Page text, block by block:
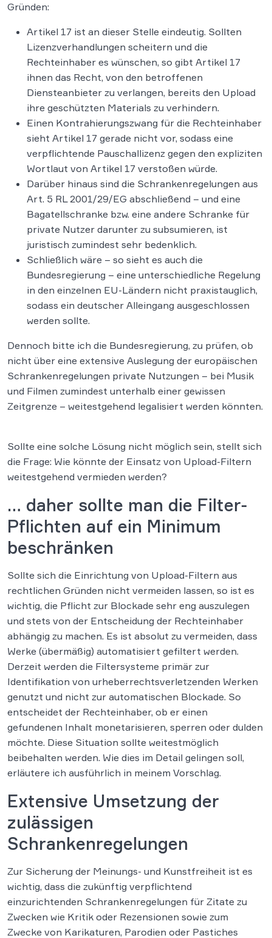
Gründen:
Artikel 17 ist an dieser Stelle eindeutig. Sollten
Lizenzverhandlungen scheitern und die
Rechteinhaber es wünschen, so gibt Artikel 17
ihnen das Recht, von den betroffenen
Diensteanbieter zu verlangen, bereits den Upload
ihre geschützten Materials zu verhindern.
Einen Kontrahierungszwang für die Rechteinhaber
sieht Artikel 17 gerade nicht vor, sodass eine
verpflichtende Pauschallizenz gegen den expliziten
Wortlaut von Artikel 17 verstoßen würde.
Darüber hinaus sind die Schrankenregelungen aus
Art. 5 RL 2001/29/EG abschließend – und eine
Bagatellschranke bzw. eine andere Schranke für
private Nutzer darunter zu subsumieren, ist
juristisch zumindest sehr bedenklich.
Schließlich wäre – so sieht es auch die
Bundesregierung – eine unterschiedliche Regelung
in den einzelnen EU-Ländern nicht praxistauglich,
sodass ein deutscher Alleingang ausgeschlossen
werden sollte.
Dennoch bitte ich die Bundesregierung, zu prüfen, ob
nicht über eine extensive Auslegung der europäischen
Schrankenregelungen private Nutzungen – bei Musik
und Filmen zumindest unterhalb einer gewissen
Zeitgrenze – weitestgehend legalisiert werden könnten.
Sollte eine solche Lösung nicht möglich sein, stellt sich
die Frage: Wie könnte der Einsatz von Upload-Filtern
weitestgehend vermieden werden?
… daher sollte man die Filter-
Pflichten auf ein Minimum
beschränken
Sollte sich die Einrichtung von Upload-Filtern aus
rechtlichen Gründen nicht vermeiden lassen, so ist es
wichtig, die Pflicht zur Blockade sehr eng auszulegen
und stets von der Entscheidung der Rechteinhaber
abhängig zu machen. Es ist absolut zu vermeiden, dass
Werke (übermäßig) automatisiert gefiltert werden.
Derzeit werden die Filtersysteme primär zur
Identifikation von urheberrechtsverletzenden Werken
genutzt und nicht zur automatischen Blockade. So
entscheidet der Rechteinhaber, ob er einen
gefundenen Inhalt monetarisieren, sperren oder dulden
möchte. Diese Situation sollte weitestmöglich
beibehalten werden. Wie dies im Detail gelingen soll,
erläutere ich ausführlich in meinem Vorschlag.
Extensive Umsetzung der
zulässigen
Schrankenregelungen
Zur Sicherung der Meinungs- und Kunstfreiheit ist es
wichtig, dass die zukünftig verpflichtend
einzurichtenden Schrankenregelungen für Zitate zu
Zwecken wie Kritik oder Rezensionen sowie zum
Zwecke von Karikaturen, Parodien oder Pastiches